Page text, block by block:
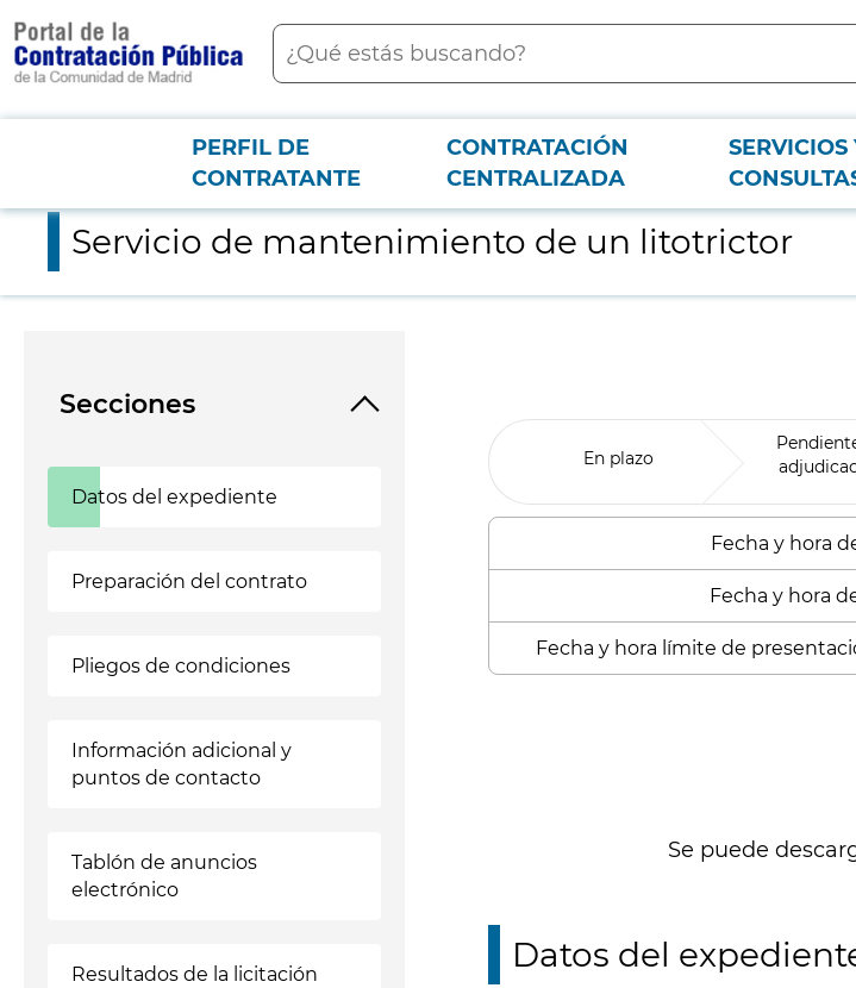
contenido
principal
Buscar
Menú PCON
PERFIL DE
CONTRATANTE
CONTRATACIÓN
CENTRALIZADA
SERVICIOS
Servicio de mantenimiento de un litotrictor
Servicio de mantenimiento de un litotrictor
Secciones
Datos del expediente
Preparación del contrato
Pliegos de condiciones
Información adicional y
puntos de contacto
Tablón de anuncios
electrónico
Resultados de la licitación
En plazo
Fecha y hora
Fecha y hora
Fecha y hora límite de
Se puede
Datos del